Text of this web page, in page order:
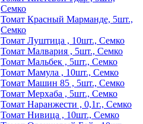
Семко
Томат Красный Марманде, 5шт.,
Семко
Томат Луштица , 10шт., Семко
Томат Малвария , 5шт., Семко
Томат Мальбек , 5шт., Семко
Томат Мамула , 10шт., Семко
Томат Машин 85 , 5шт., Семко
Томат Мерхаба , 5шт., Семко
Томат Наранжести , 0,1г., Семко
Томат Нивица , 10шт., Семко